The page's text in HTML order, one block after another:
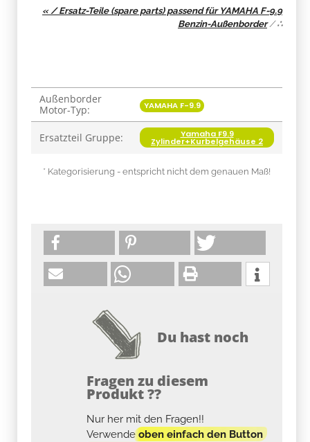
« / Ersatz-Teile (spare parts) passend für YAMAHA F-9.9
Benzin-Außenborder/∴
Produkteigenschaft
Wert
Außenborder
Motor-Typ:
YAMAHA F-9.9
Ersatzteil Gruppe: Yamaha F9.9
Zylinder+Kurbelgehäuse 2
* Kategorisierung - entspricht nicht dem genauen Maß!
Du hast noch
Fragen zu diesem
Produkt ??
Nur her mit den Fragen!!
Verwendeoben einfach den Button